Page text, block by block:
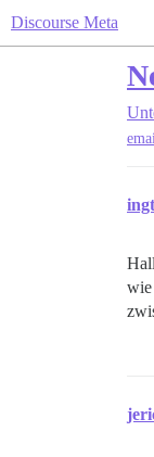
Discourse Meta
wie